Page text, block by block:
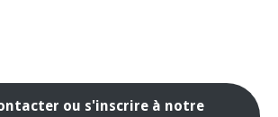
ou s'inscrire à notre